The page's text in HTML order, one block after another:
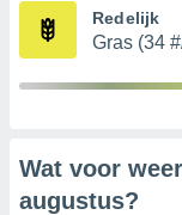
partners
Redelijk
Gras (34
Wat voor
augustus?